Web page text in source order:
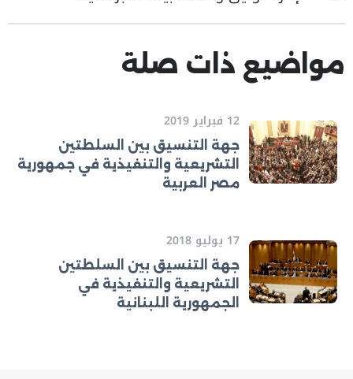
مواضيع ذات صلة
12 فبراير 2019
جهة التنسيق بين السلطتين
التشريعية والتنفيذية في جمهورية
مصر العربية
17 يوليو 2018
جهة التنسيق بين السلطتين
التشريعية والتنفيذية في
الجمهورية اللبنانية